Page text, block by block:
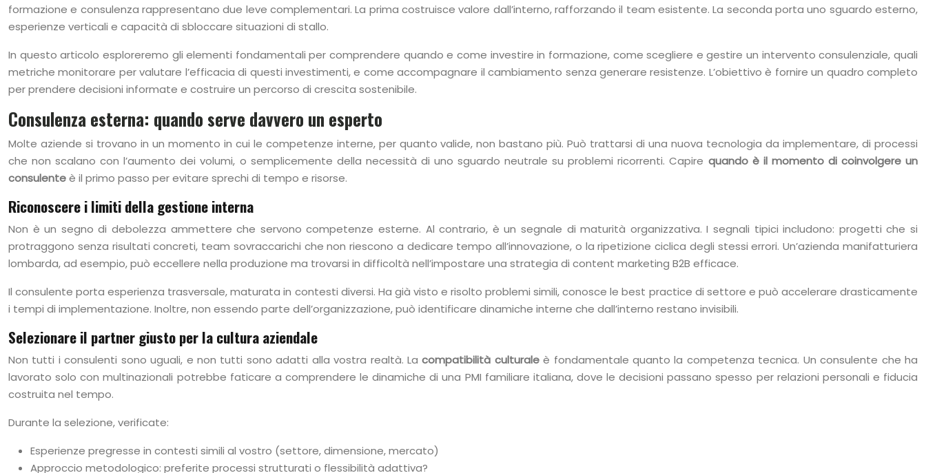
formazione e consulenza rappresentano due leve complementari. La prima costruisce valore dall’interno, rafforzando il team esistente. La seconda porta uno sguardo esterno,
esperienze verticali e capacità di sbloccare situazioni di stallo.
In questo articolo esploreremo gli elementi fondamentali per comprendere quando e come investire in formazione, come scegliere e gestire un intervento consulenziale, quali
metriche monitorare per valutare l’efficacia di questi investimenti, e come accompagnare il cambiamento senza generare resistenze. L’obiettivo è fornire un quadro completo
per prendere decisioni informate e costruire un percorso di crescita sostenibile.
Consulenza esterna: quando serve davvero un esperto
Molte aziende si trovano in un momento in cui le competenze interne, per quanto valide, non bastano più. Può trattarsi di una nuova tecnologia da implementare, di processi
che non scalano con l’aumento dei volumi, o semplicemente della necessità di uno sguardo neutrale su problemi ricorrenti. Capire quando è il momento di coinvolgere un
consulenteè il primo passo per evitare sprechi di tempo e risorse.
Riconoscere i limiti della gestione interna
Non è un segno di debolezza ammettere che servono competenze esterne. Al contrario, è un segnale di maturità organizzativa. I segnali tipici includono: progetti che si
protraggono senza risultati concreti, team sovraccarichi che non riescono a dedicare tempo all’innovazione, o la ripetizione ciclica degli stessi errori. Un’azienda manifatturiera
lombarda, ad esempio, può eccellere nella produzione ma trovarsi in difficoltà nell’impostare una strategia di content marketing B2B efficace.
Il consulente porta esperienza trasversale, maturata in contesti diversi. Ha già visto e risolto problemi simili, conosce le best practice di settore e può accelerare drasticamente
i tempi di implementazione. Inoltre, non essendo parte dell’organizzazione, può identificare dinamiche interne che dall’interno restano invisibili.
Selezionare il partner giusto per la cultura aziendale
Non tutti i consulenti sono uguali, e non tutti sono adatti alla vostra realtà. Lacompatibilità culturaleè fondamentale quanto la competenza tecnica. Un consulente che ha
lavorato solo con multinazionali potrebbe faticare a comprendere le dinamiche di una PMI familiare italiana, dove le decisioni passano spesso per relazioni personali e fiducia
costruita nel tempo.
Durante la selezione, verificate:
Esperienze pregresse in contesti simili al vostro (settore, dimensione, mercato)
Approccio metodologico: preferite processi strutturati o flessibilità adattiva?